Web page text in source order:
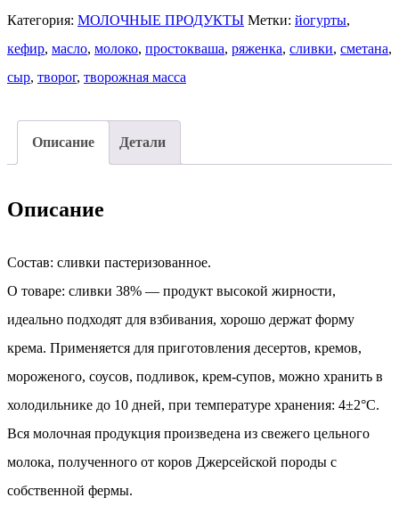
пастеризованные
38%
1
Категория: МОЛОЧНЫЕ ПРОДУКТЫ Метки: йогурты,
кефир, масло, молоко, простокваша, ряженка, сливки, сметана,
сыр, творог, творожная масса
Описание Детали
Описание
Состав: сливки пастеризованное.
О товаре: сливки 38% — продукт высокой жирности,
идеально подходят для взбивания, хорошо держат форму
крема. Применяется для приготовления десертов, кремов,
мороженого, соусов, подливок, крем-супов, можно хранить в
холодильнике до 10 дней, при температуре хранения: 4±2°С.
Вся молочная продукция произведена из свежего цельного
молока, полученного от коров Джерсейской породы с
собственной фермы.